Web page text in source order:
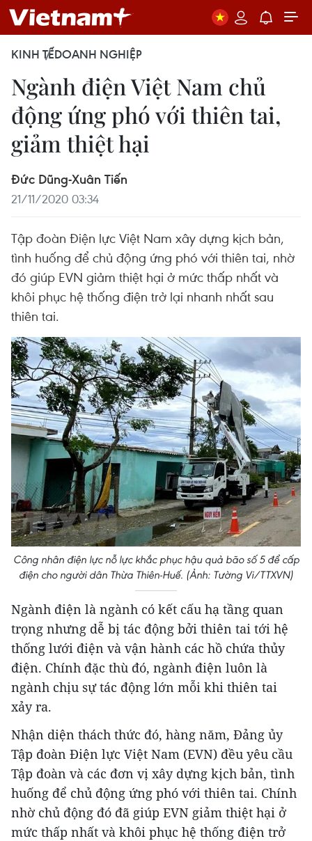
KINH TẾDOANH NGHIỆP
Ngành điện Việt Nam chủ
động ứng phó với thiên tai,
giảm thiệt hại
Đức Dũng-Xuân Tiến
21/11/2020 03:34
Tập đoàn Điện lực Việt Nam xây dựng kịch bản,
tình huống để chủ động ứng phó với thiên tai, nhờ
đó giúp EVN giảm thiệt hại ở mức thấp nhất và
khôi phục hệ thống điện trở lại nhanh nhất sau
thiên tai.
Công nhân điện lực nỗ lực khắc phục hậu quả bão số 5 để cấp
điện cho người dân Thừa Thiên-Huế. (Ảnh: Tường Vi/TTXVN)
Ngành điện là ngành có kết cấu hạ tầng quan
trọng nhưng dễ bị tác động bởi thiên tai tới hệ
thống lưới điện và vận hành các hồ chứa thủy
điện. Chính đặc thù đó, ngành điện luôn là
ngành chịu sự tác động lớn mỗi khi thiên tai
xảy ra.
Nhận diện thách thức đó, hàng năm, Đảng ủy
Tập đoàn Điện lực Việt Nam (EVN) đều yêu cầu
Tập đoàn và các đơn vị xây dựng kịch bản, tình
huống để chủ động ứng phó với thiên tai. Chính
nhờ chủ động đó đã giúp EVN giảm thiệt hại ở
mức thấp nhất và khôi phục hệ thống điện trở